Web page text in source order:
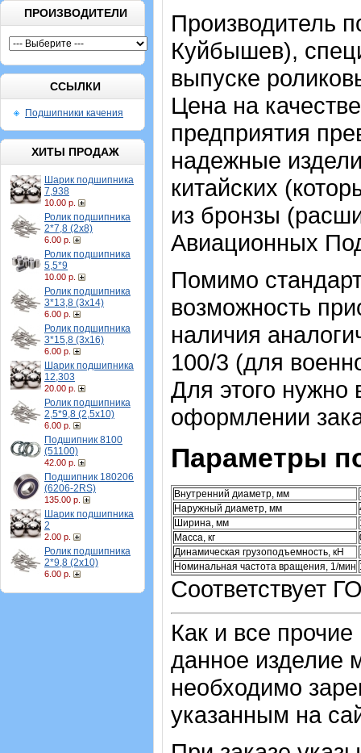
ПРОИЗВОДИТЕЛИ
ССЫЛКИ
Подшипники качения
ХИТЫ ПРОДАЖ
Шарик подшипника
7,938
10.00 р.
Ролик подшипника
2*7,8 (2х8)
6.00 р.
Ролик подшипника
5,5*9
10.00 р.
Ролик подшипника
3*13,8 (3х14)
6.00 р.
Ролик подшипника
3*15,8 (3х16)
6.00 р.
Шарик подшипника
12,303
20.00 р.
Ролик подшипника
2,5*9,8 (2,5х10)
6.00 р.
Подшипник 8100
(51100)
42.00 р.
Подшипник 180206
(6206-2RS)
135.00 р.
Шарик подшипника
2
2.00 р.
Ролик подшипника
2*9,8 (2х10)
6.00 р.
Производитель
Куйбышев),
выпуске
Цена на
предприятия
надежные
китайских
из бронзы
Авиационных
Помимо
возможность
наличия
100/3 (для
Для этого
оформлении
Параметры
Внутренний диаметр, мм
Наружный диаметр, мм
Ширина, мм
Масса, кг
Динамическая грузоподъемность, кН
Номинальная частота вращения, 1/мин
Соответствует
Как и все
данное изделие
необходимо
указанным на